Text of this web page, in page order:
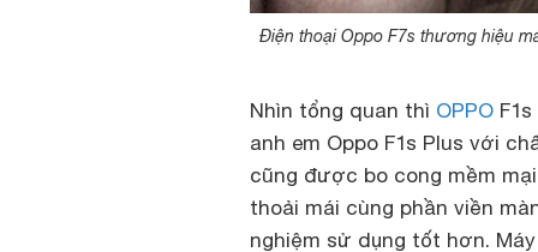
Điện thoại Oppo F7s thương hiệu
Nhìn tổng quan thì OPPO
anh em Oppo F1s Plus với
cũng được bo cong mềm
thoải mái cùng phần viền
nghiệm sử dụng tốt hơn.